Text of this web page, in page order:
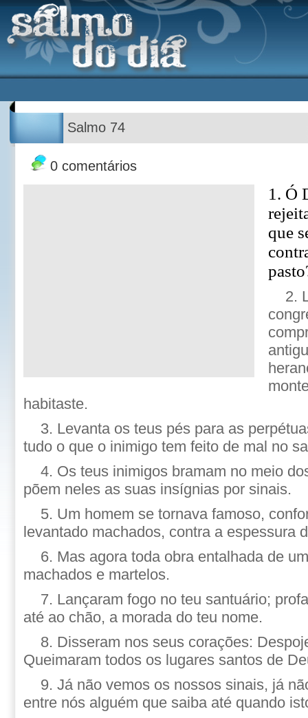
Salmo 74
0 comentários
1. Ó
que
2.
habitaste.
3. Levanta os teus pés para as
tudo o que o inimigo tem feito de mal no
4. Os teus inimigos bramam no meio
põem neles as suas insígnias por sinais.
5. Um homem se tornava famoso,
levantado machados, contra a espessura
6. Mas agora toda obra entalhada de
machados e martelos.
7. Lançaram fogo no teu santuário;
até ao chão, a morada do teu nome.
8. Disseram nos seus corações:
Queimaram todos os lugares santos de
9. Já não vemos os nossos sinais, já
entre nós alguém que saiba até quando